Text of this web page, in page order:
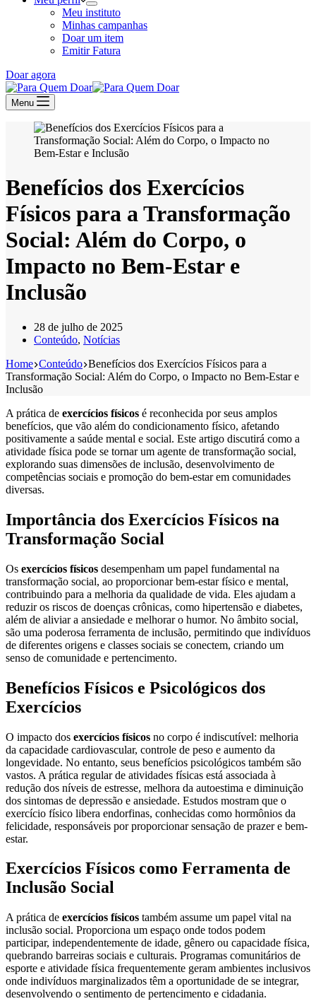
Meu instituto
Minhas campanhas
Doar um item
Emitir Fatura
Doar agora
Menu
Benefícios dos Exercícios
Físicos para a Transformação
Social: Além do Corpo, o
Impacto no Bem-Estar e
Inclusão
28 de julho de 2025
Conteúdo, Notícias
Home Conteúdo Benefícios dos Exercícios Físicos para a
Transformação Social: Além do Corpo, o Impacto no Bem-Estar e
Inclusão
A prática de exercícios físicos é reconhecida por seus amplos
benefícios, que vão além do condicionamento físico, afetando
positivamente a saúde mental e social. Este artigo discutirá como a
atividade física pode se tornar um agente de transformação social,
explorando suas dimensões de inclusão, desenvolvimento de
competências sociais e promoção do bem-estar em comunidades
diversas.
Importância dos Exercícios Físicos na
Transformação Social
Os exercícios físicos desempenham um papel fundamental na
transformação social, ao proporcionar bem-estar físico e mental,
contribuindo para a melhoria da qualidade de vida. Eles ajudam a
reduzir os riscos de doenças crônicas, como hipertensão e diabetes,
além de aliviar a ansiedade e melhorar o humor. No âmbito social,
são uma poderosa ferramenta de inclusão, permitindo que indivíduos
de diferentes origens e classes sociais se conectem, criando um
senso de comunidade e pertencimento.
Benefícios Físicos e Psicológicos dos
Exercícios
O impacto dos exercícios físicos no corpo é indiscutível: melhoria
da capacidade cardiovascular, controle de peso e aumento da
longevidade. No entanto, seus benefícios psicológicos também são
vastos. A prática regular de atividades físicas está associada à
redução dos níveis de estresse, melhora da autoestima e diminuição
dos sintomas de depressão e ansiedade. Estudos mostram que o
exercício físico libera endorfinas, conhecidas como hormônios da
felicidade, responsáveis por proporcionar sensação de prazer e bem-
estar.
Exercícios Físicos como Ferramenta de
Inclusão Social
A prática de exercícios físicos também assume um papel vital na
inclusão social. Proporciona um espaço onde todos podem
participar, independentemente de idade, gênero ou capacidade física,
quebrando barreiras sociais e culturais. Programas comunitários de
esporte e atividade física frequentemente geram ambientes inclusivos
onde indivíduos marginalizados têm a oportunidade de se integrar,
desenvolvendo o sentimento de pertencimento e cidadania.